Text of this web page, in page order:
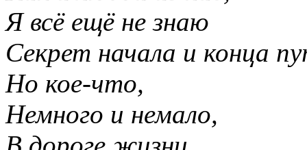
Я всё ещё не знаю
Секрет начала и конца
Но кое-что,
Немного и немало,